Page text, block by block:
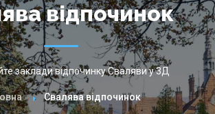
відпочинок
заклади відпочинку Сваляви у 3Д
Свалява відпочинок